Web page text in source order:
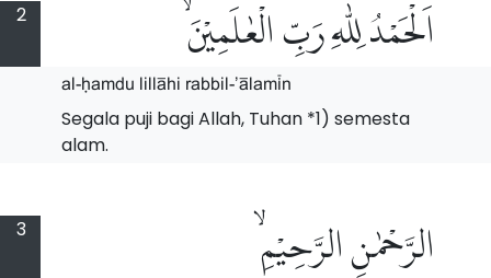
2 اَلْحَمْدُ لِلّٰهِ رَبِّ الْعٰلَمِيْنَۙ
al-Hamdu lill$hi rabbil-'$lam%n
Segala puji bagi Allah, Tuhan *1) semesta
alam.
3 الرَّحْمٰنِ الرَّحِيْمِۙ